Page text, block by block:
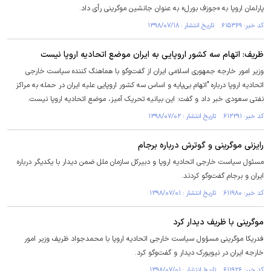
پارلمان‌ اروپا به «جوزف‌ بورل» به عنوان جانشین موگرینی رأی داد.
کد خبر: ۶۱۵۳۶۹ تاریخ انتشار : ۱۳۹۸/۰۷/۱۸
ظریف: اتهام سه کشور اروپایی به ایران موضع اتحادیه اروپا نیست
وزیر امور خارجه جمهوری اسلامی ایران از گفت‌وگو با هماهنگ کننده سیاست خارجی
اتحادیه اروپا درباره "اتهام بی‌پایه و اساس سه کشور اروپایی علیه ایران در حمله به مراکز
نفتی سعودی خبر داد و گفت: این بیانیه تحریک آمیز، موضع اتحادیه اروپا نیست.
کد خبر: ۶۱۲۲۹۱ تاریخ انتشار : ۱۳۹۸/۰۷/۰۲
رایزنی موگرینی و گوترش درباره برجام
مسئول سیاست خارجی اتحادیه اروپا و دبیرکل سازمان ملل ضمن دیدار با یکدیگر درباره
ایران و برجام گفت‌وگو کردند.
کد خبر: ۶۱۱۹۸۰ تاریخ انتشار : ۱۳۹۸/۰۷/۰۱
موگرینی با ظریف دیدار کرد
فدریکا موگرینی مسؤول سیاست خارجی اتحادیه اروپا با محمدجواد ظریف وزیر امور
خارجه ایران در نیویورک دیدار و گفت‌وگو کرد.